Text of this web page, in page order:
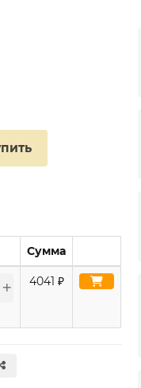
Сумма
4041 ₽